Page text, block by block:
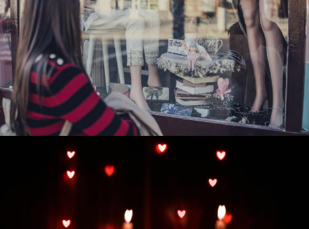
Развитие и поддержка интернет-
витрины StepClub
Смотреть проект